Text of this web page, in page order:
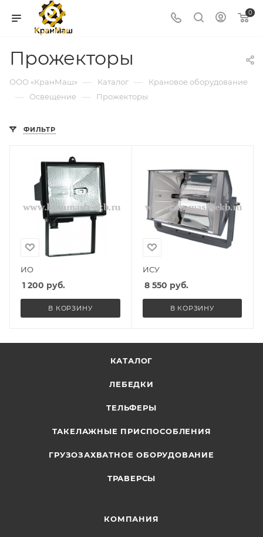
0
Прожекторы
ООО «КранМаш» — Каталог — Крановое оборудование
— Освещение — Прожекторы
ФИЛЬТР
ИО
1 200 руб.
В КОРЗИНУ
ИСУ
8 550 руб.
В КОРЗИНУ
КАТАЛОГ
ЛЕБЕДКИ
ТЕЛЬФЕРЫ
ТАКЕЛАЖНЫЕ ПРИСПОСОБЛЕНИЯ
ГРУЗОЗАХВАТНОЕ ОБОРУДОВАНИЕ
ТРАВЕРСЫ
КОМПАНИЯ